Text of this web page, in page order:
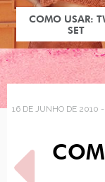
COMO USAR:
SET
16 DE JUNHO DE 2010